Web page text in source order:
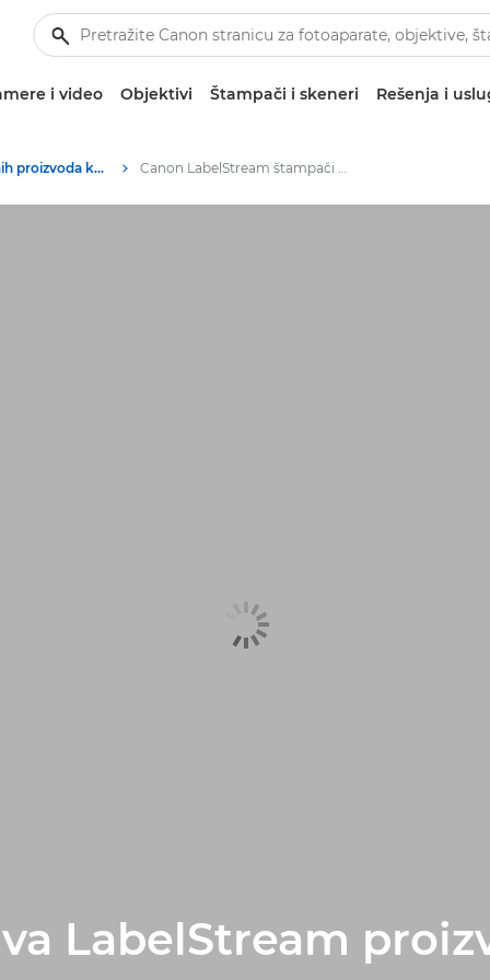
i video Objektivi Štampači i skeneri Rešenja i
Arhiva poslovnih proizvoda koji se više ne proizvode Canon LabelStream štampači koji se više ne proizvode
LabelStream